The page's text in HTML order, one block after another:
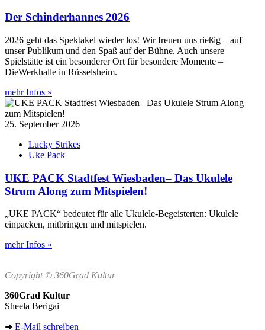
Der Schinderhannes 2026
2026 geht das Spektakel wieder los! Wir freuen uns rießig – auf
unser Publikum und den Spaß auf der Bühne. Auch unsere
Spielstätte ist ein besonderer Ort für besondere Momente –
DieWerkhalle in Rüsselsheim.
mehr Infos »
25. September 2026
Lucky Strikes
Uke Pack
UKE PACK Stadtfest Wiesbaden– Das Ukulele
Strum Along zum Mitspielen!
„UKE PACK“ bedeutet für alle Ukulele-Begeisterten: Ukulele
einpacken, mitbringen und mitspielen.
mehr Infos »
Copyright © 360Grad Kultur
360Grad Kultur
Sheela Berigai
➜ E-Mail schreiben